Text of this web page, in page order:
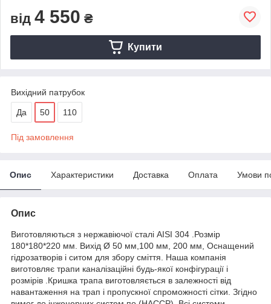
від 4 550 ₴
Купити
Вихідний патрубок
Да 50 110
Під замовлення
Опис Характеристики Доставка Оплата Умови
Опис
Виготовляються з нержавіючої сталі AISI 304 .Розмір
180*180*220 мм. Вихід Ø 50 мм,100 мм, 200 мм, Оснащений
гідрозатворів і ситом для збору сміття. Наша компанія
виготовляє трапи каналізаційні будь-якої конфігурації і
розмірів .Кришка трапа виготовляється в залежності від
навантаження на трап і пропускної спроможності сітки. Згідно